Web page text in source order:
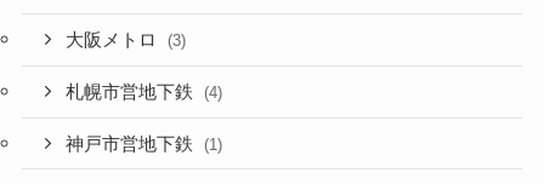
大阪メトロ (3)
札幌市営地下鉄 (4)
神戸市営地下鉄 (1)